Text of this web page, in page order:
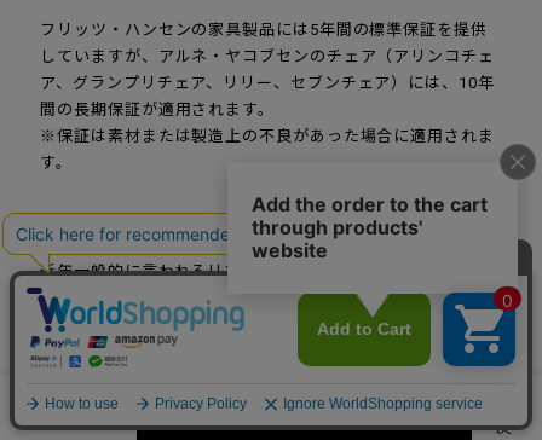
数量 カートに入れる
フリッツ・ハンセンの家具製品には5年間の標準保証を提供
していますが、アルネ・ヤコブセンのチェア（アリンコチェ
ア、グランプリチェア、リリー、セブンチェア）には、10年
間の長期保証が適用されます。
※保証は素材または製造上の不良があった場合に適用されま
す。
近年一般的に言われるリプロダクト製品やジェネリック製品
とは、意匠権の期限が切れた製品を正規メーカー以外が製作
したもののことで、特徴は価格が安い、品質が低い（座り心
地や耐用年数などが全く異なる）、修理・アフターサービス
品は、長年の開発努力のもとにできあがった作品です。製品
ひとつひとつの品質に徹底してこだわり、最高のサプライヤ